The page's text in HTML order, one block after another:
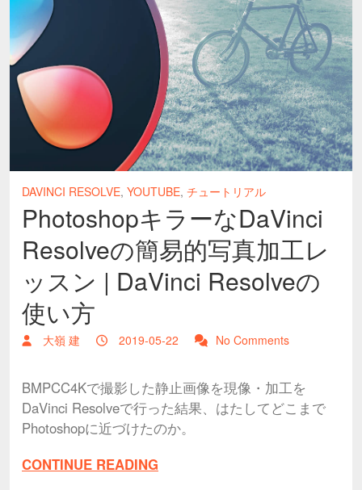
DAVINCI RESOLVE, YOUTUBE, チュートリアル
PhotoshopキラーなDaVinci
Resolveの簡易的写真加工レ
ッスン | DaVinci Resolveの
使い方
大嶺 建 2019-05-22 No Comments
BMPCC4Kで撮影した静止画像を現像・加工を
DaVinci Resolveで行った結果、はたしてどこまで
Photoshopに近づけたのか。
CONTINUE READING